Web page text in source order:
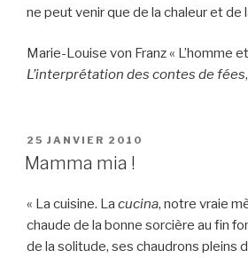
ne peut venir que de la chaleur et de
Marie-Louise von Franz « L’homme
L’interprétation des contes de fées
PUBLIÉ
LE
25 JANVIER 2010
Mamma mia !
« La cuisine. La cucina, notre vraie
chaude de la bonne sorcière au fin
de la solitude, ses chaudrons pleins